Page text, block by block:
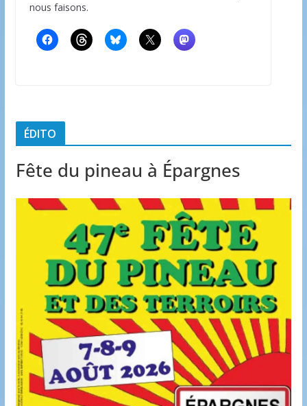
nous faisons.
ÉDITO
Fête du pineau à Épargnes